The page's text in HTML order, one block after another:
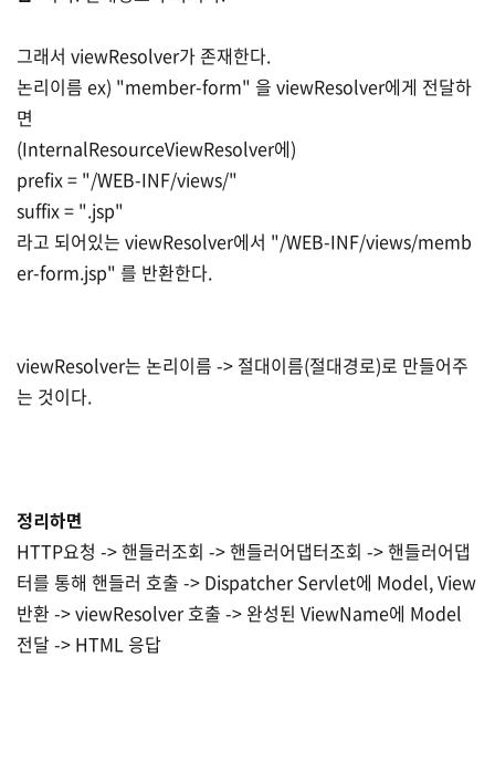
그래서 viewResolver가 존재한다.
논리이름 ex) "member-form" 을 viewResolver에게 전달하
면
(InternalResourceViewResolver에)
prefix = "/WEB-INF/views/"
suffix = ".jsp"
라고 되어있는 viewResolver에서 "/WEB-INF/views/memb
er-form.jsp" 를 반환한다.
viewResolver는 논리이름 -> 절대이름(절대경로)로 만들어주
는 것이다.
정리하면
HTTP요청 -> 핸들러조회 -> 핸들러어댑터조회 -> 핸들러어댑
터를 통해 핸들러 호출 -> Dispatcher Servlet에 Model, View
반환 -> viewResolver 호출 -> 완성된 ViewName에 Model
전달 -> HTML 응답